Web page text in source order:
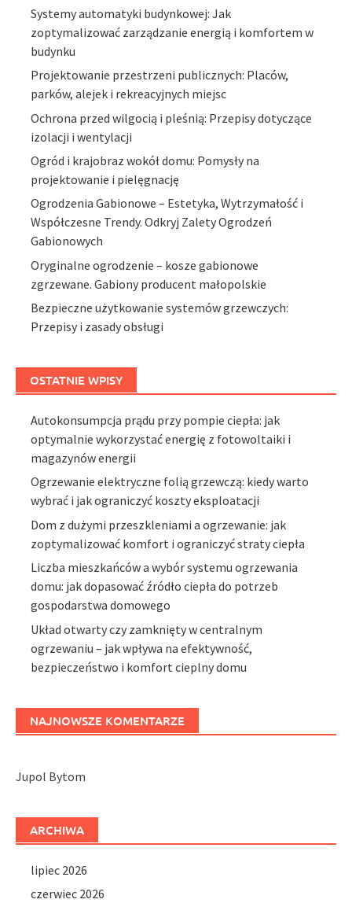
Systemy automatyki budynkowej: Jak
zoptymalizować zarządzanie energią i komfortem w
budynku
Projektowanie przestrzeni publicznych: Placów,
parków, alejek i rekreacyjnych miejsc
Ochrona przed wilgocią i pleśnią: Przepisy dotyczące
izolacji i wentylacji
Ogród i krajobraz wokół domu: Pomysły na
projektowanie i pielęgnację
Ogrodzenia Gabionowe – Estetyka, Wytrzymałość i
Współczesne Trendy. Odkryj Zalety Ogrodzeń
Gabionowych
Oryginalne ogrodzenie – kosze gabionowe
zgrzewane. Gabiony producent małopolskie
Bezpieczne użytkowanie systemów grzewczych:
Przepisy i zasady obsługi
OSTATNIE WPISY
Autokonsumpcja prądu przy pompie ciepła: jak
optymalnie wykorzystać energię z fotowoltaiki i
magazynów energii
Ogrzewanie elektryczne folią grzewczą: kiedy warto
wybrać i jak ograniczyć koszty eksploatacji
Dom z dużymi przeszkleniami a ogrzewanie: jak
zoptymalizować komfort i ograniczyć straty ciepła
Liczba mieszkańców a wybór systemu ogrzewania
domu: jak dopasować źródło ciepła do potrzeb
gospodarstwa domowego
Układ otwarty czy zamknięty w centralnym
ogrzewaniu – jak wpływa na efektywność,
bezpieczeństwo i komfort cieplny domu
NAJNOWSZE KOMENTARZE
Jupol Bytom
ARCHIWA
lipiec 2026
czerwiec 2026